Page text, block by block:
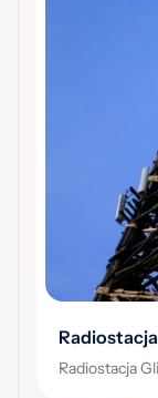
Radiostacja